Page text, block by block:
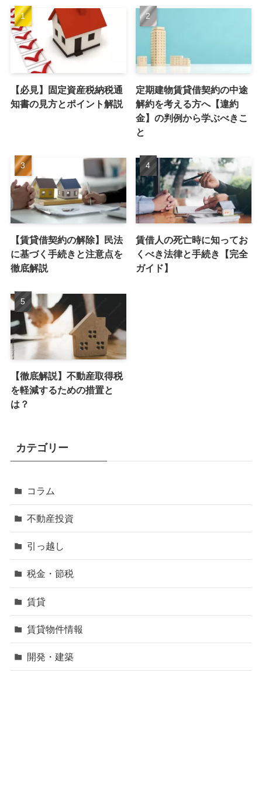
【必見】固定資産税納税通
知書の見方とポイント解説
定期建物賃貸借契約の中途
解約を考える方へ【違約
金】の判例から学ぶべきこ
と
【賃貸借契約の解除】民法
に基づく手続きと注意点を
徹底解説
賃借人の死亡時に知ってお
くべき法律と手続き【完全
ガイド】
【徹底解説】不動産取得税
を軽減するための措置と
は？
カテゴリー
コラム
不動産投資
引っ越し
税金・節税
賃貸
賃貸物件情報
開発・建築